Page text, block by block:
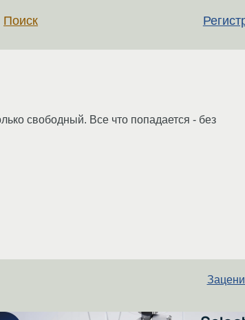
Поиск
свободный. Все что попадается - без